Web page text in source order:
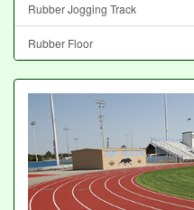
Rubber Jogging Track
Rubber Floor